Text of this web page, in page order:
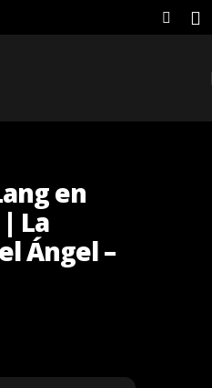
en
La
Ángel –